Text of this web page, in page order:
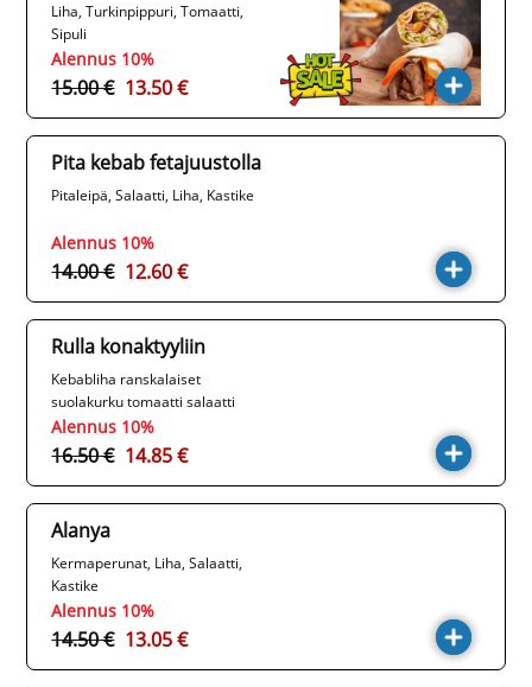
Liha, Turkinpippuri, Tomaatti,
Sipuli
Alennus 10%
15.00 € 13.50 €
Pita kebab fetajuustolla
Pitaleipä, Salaatti, Liha, Kastike
Alennus 10%
14.00 € 12.60 €
Rulla konaktyyliin
Kebabliha ranskalaiset
suolakurku tomaatti salaatti
sipuli kastike majoneesi
Alennus 10%
16.50 € 14.85 €
Alanya
Kermaperunat, Liha, Salaatti,
Kastike
Alennus 10%
14.50 € 13.05 €